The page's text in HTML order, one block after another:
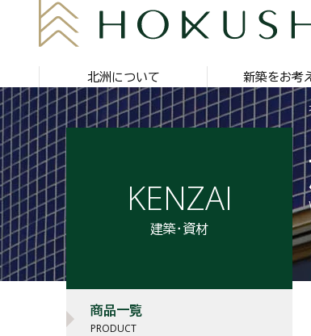
北洲について 新築をお考
KENZAI
建築・資材
商品一覧
PRODUCT